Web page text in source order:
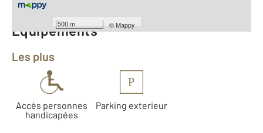
500 m ©Mappy
Équipements
Les plus
Accès personnes
handicapées
P
Parking exterieur